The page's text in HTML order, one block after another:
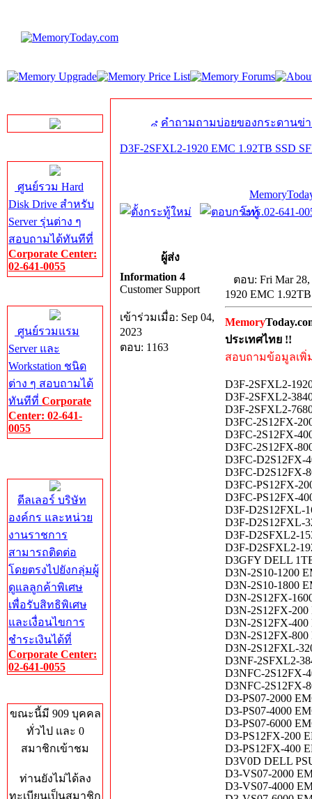
ศูนย์รวม Hard
Disk Drive สำหรับ
Server รุ่นต่าง ๆ
สอบถามได้ทันทีที่
Corporate Center:
02-641-0055
ศูนย์รวมแรม
Server และ
Workstation ชนิด
ต่าง ๆ สอบถามได้
ทันทีที่ Corporate
Center: 02-641-
0055
ดีลเลอร์ บริษัท
องค์กร และหน่วย
งานราชการ
สามารถติดต่อ
โดยตรงไปยังกลุ่มผู้
ดูแลลูกค้าพิเศษ
เพื่อรับสิทธิพิเศษ
และเงื่อนไขการ
ชำระเงินได้ที่
Corporate Center:
02-641-0055
ขณะนี้มี 909 บุคคล
ทั่วไป และ 0
สมาชิกเข้าชม
ท่านยังไม่ได้ลง
ทะเบียนเป็นสมาชิก
คำถามถามบ่อยของกระดานข่
D3F-2SFXL2-1920 EMC 1.92TB SSD
โทร.02-641-
ผู้ส่ง
Information 4
Customer Support
เข้าร่วมเมื่อ: Sep 04,
2023
ตอบ: 1163
ตอบ: Fri Mar 28,
1920 EMC
Memory
ประเทศไทย !!
สอบถามข้อมูลเพิ่
D3F-2SFXL2-
D3F-2SFXL2-
D3F-2SFXL2-
D3FC-2S12FX-
D3FC-2S12FX-
D3FC-2S12FX-
D3FC-D2S12FX-
D3FC-D2S12FX-
D3FC-PS12FX-
D3FC-PS12FX-
D3F-D2S12FXL-
D3F-D2S12FXL-
D3F-D2SFXL2-
D3F-D2SFXL2-
D3GFY DELL
D3N-2S10-1200
D3N-2S10-1800
D3N-2S12FX-
D3N-2S12FX-200
D3N-2S12FX-400
D3N-2S12FX-800
D3N-2S12FXL-
D3NF-2SFXL2-
D3NFC-2S12FX-
D3NFC-2S12FX-
D3-PS07-2000
D3-PS07-4000
D3-PS07-6000
D3-PS12FX-200
D3-PS12FX-400
D3V0D DELL
D3-VS07-2000
D3-VS07-4000